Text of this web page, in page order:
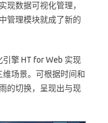
现数据可视化管理，
管理模块就成了新的
擎 HT for Web 实现
场景。可根据时间和
的切换，呈现出与现